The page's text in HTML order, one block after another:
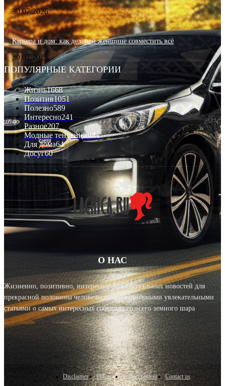
30.07.2026
Карьера и дом: как деловой женщине совместить всё
30.07.2026
ПОПУЛЯРНЫЕ КАТЕГОРИИ
Жизнь1668
Позитив1051
Полезно589
Интересно241
Разное207
Модные тенденции81
Для дома64
Досуг60
О НАС
Жизненно, позитивно, интересно! Блог актуальных новостей для
прекрасной половины человечества с ежедневными увлекательными
статьями о самых интересных событиях со всего земного шара
Disclaimer Privacy Advertisement Contact us